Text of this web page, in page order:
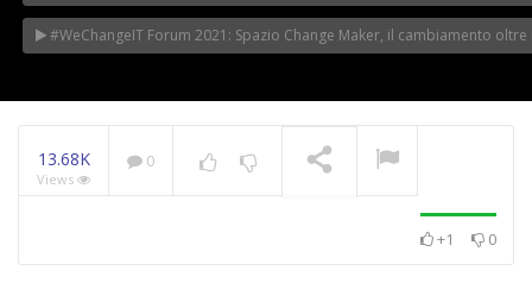
#WeChangeIT Forum 2021: Spazio Change Maker, il cambiamento
13.68K
Views
0
+1 0